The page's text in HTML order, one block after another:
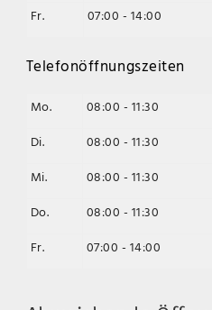
Fr.
07:00 - 14:00
Telefonöffnungszeiten
Mo. 08:00 - 11:30
Di.
08:00 - 11:30
Mi.
08:00 - 11:30
Do.
08:00 - 11:30
Fr.
07:00 - 14:00